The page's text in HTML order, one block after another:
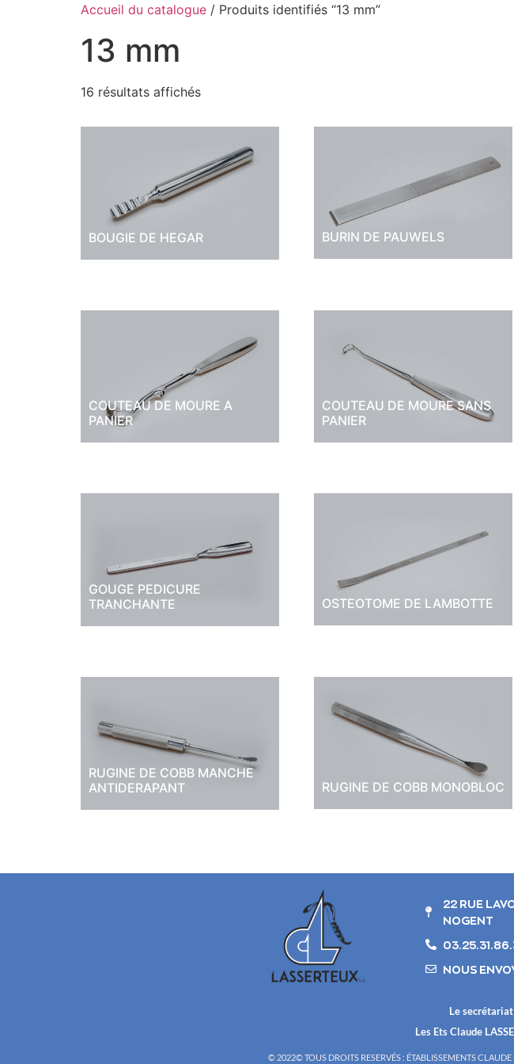
Accueil du catalogue / Produits identifiés “13 mm”
13 mm
16 résultats affichés
BOUGIE DE HEGAR BURIN DE PAUWELS
COUTEAU DE MOURE A
PANIER
COUTEAU DE MOURE SANS
PANIER
GOUGE PEDICURE
TRANCHANTE
OSTEOTOME DE LAMBOTTE
RUGINE DE COBB MANCHE
ANTIDERAPANT
RUGINE DE COBB MONOBLOC
22 RUE
NOGENT
NOUS
Le
Les Ets Claude
© 2022©TOUS DROITS RESERVÉS : ÉTABLISSEMENTS